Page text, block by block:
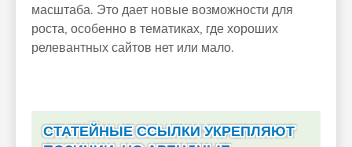
масштаба. Это дает новые возможности для
роста, особенно в тематиках, где хороших
релевантных сайтов нет или мало.
СТАТЕЙНЫЕ ССЫЛКИ УКРЕПЛЯЮТ